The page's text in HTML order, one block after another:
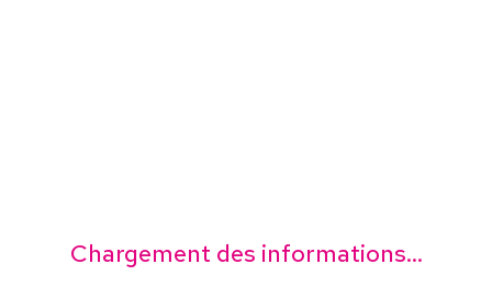
Chargement des informations...